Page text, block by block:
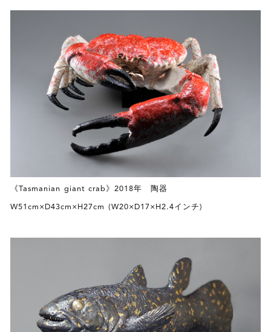
《Tasmanian giant crab》2018年 陶器
W51cm×D43cm×H27cm (W20×D17×H2.4インチ)